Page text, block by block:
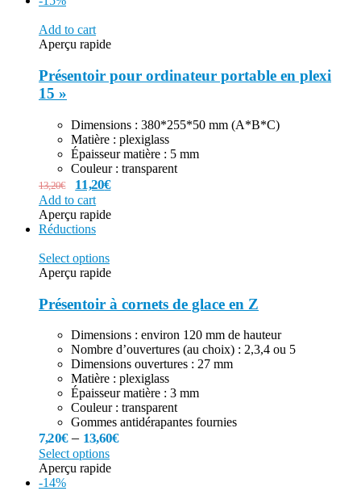
Add to cart
Aperçu rapide
Présentoir pour ordinateur portable en plexi
15 »
Dimensions : 380*255*50 mm (A*B*C)
Matière : plexiglass
Épaisseur matière : 5 mm
Couleur : transparent
13,20€ 11,20€
Add to cart
Aperçu rapide
Réductions
Select options
Aperçu rapide
Présentoir à cornets de glace en Z
Dimensions : environ 120 mm de hauteur
Nombre d’ouvertures (au choix) : 2,3,4 ou 5
Dimensions ouvertures : 27 mm
Matière : plexiglass
Épaisseur matière : 3 mm
Couleur : transparent
Gommes antidérapantes fournies
7,20€– 13,60€
Select options
Aperçu rapide
-14%